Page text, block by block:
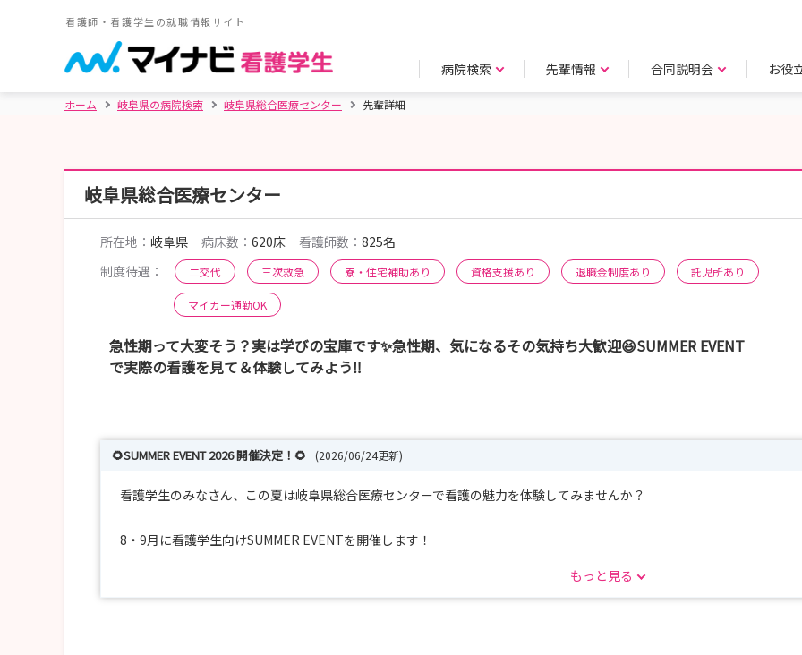
看護師・看護学生の就職情報サイト
病院検索 先輩情報 合同説明会 お役
ホーム 岐阜県の病院検索 岐阜県総合医療センター 先輩詳細
岐阜県総合医療センター
所在地： 岐阜県 病床数： 620床 看護師数： 825名
制度待遇：
二交代 三次救急 寮・住宅補助あり 資格支援あり 退職金制度あり 託児所あり
マイカー通勤OK
急性期って大変そう？実は学びの宝庫です✨急性期、気になるその気持ち大歓迎😆SUMMER EVENT
で実際の看護を見て＆体験してみよう‼
🌻SUMMER EVENT 2026 開催決定！🌻 (2026/06/24更新)
看護学生のみなさん、この夏は岐阜県総合医療センターで看護の魅力を体験してみませんか？
8・9月に看護学生向けSUMMER EVENTを開催します！
もっと見る